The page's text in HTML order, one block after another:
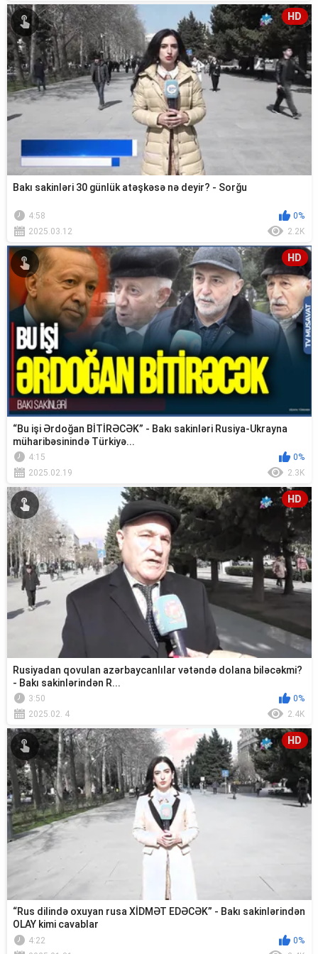
HD
Bakı sakinləri 30 günlük atəşkəsə nə deyir? - Sorğu
4:58
0%
2025.03.12
2.2K
HD
“Bu işi Ərdoğan BİTİRƏCƏK” - Bakı sakinləri Rusiya-Ukrayna
müharibəsinində Türkiyə...
4:15
0%
2025.02.19
2.3K
HD
Rusiyadan qovulan azərbaycanlılar vətəndə dolana biləcəkmi?
- Bakı sakinlərindən R...
3:50
0%
2025.02. 4
2.4K
HD
“Rus dilində oxuyan rusa XİDMƏT EDƏCƏK” - Bakı sakinlərindən
OLAY kimi cavablar
4:22
0%